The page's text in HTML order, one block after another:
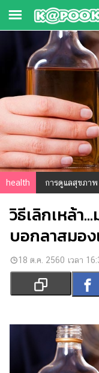
ข่าว-
ความ
ข่าว
ข่าว
บันเทิง
ตรวจ
หวย
ผล
บอล
สด
การ
เงิน
การ
รูปภาพ
health การดูแลสุขภาพ
วิธีเลิกเหล้า
บอกลาสมอ
18 ต.ค. 2560 เวลา